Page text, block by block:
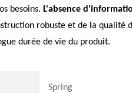
besoins. L'absence
robuste et de la qualité
durée de vie du produit.
Spring